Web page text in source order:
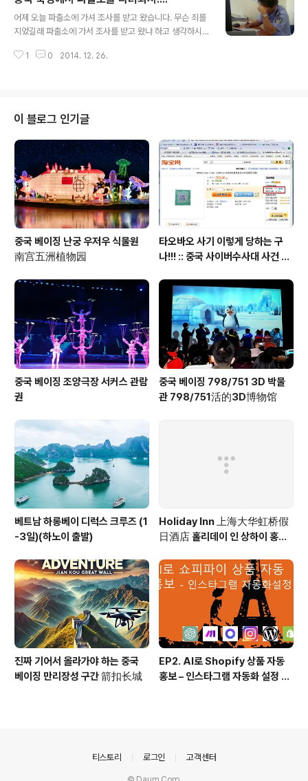
어제 오늘 파출소에 가셔 조사를 받고 왔습니다. 무슨 죄를
지었길래 파출소에 가서 조사를 받고 왔냐 하고 생각하시
부동산 회사가 중국 북경에 3개 지점을 두고 있습니다. 제
스를 주기 위해 현금 중국돈으로 187500 RMB를 은행에
서 찾아서 20일날 주지 못하고, 책상 서랍에 두고(열쇠는
잠궜음) 갔는데, 그 다음날 돈이 없어졌더군요. 그 뒤로, 얼
마전에는 제가 중국에서 아이엠텔이나 Skype를 사용하기
위해 Imfone 블투와 연결해서 사용하는 SPH-V6900
(삼성 블루블..
1 0 2014. 12. 26.
이 블로그 인기글
중국 베이징 난궁 우저우 식물원
南宫五洲植物园
타오바오 사기 이렇게 당하는 구
나!!! :: 중국 사이버수사대 사건 접
중국 베이징 조양극장 서커스 관람
권
중국 베이징 798/751 3D 박물
관 798/751活的3D博物馆
베트남 하롱베이 디럭스 크루즈 (1
-3일)(하노이 출발)
Holiday Inn 上海大华虹桥假
日酒店 홀리데이 인 상하이 홍차
ngqiao
진짜 기어서 올라가야 하는 중국
베이징 만리장성 구간 箭扣长城
EP2. AI로 Shopify 상품 자동
홍보 – 인스타그램 자동화 설정 방
티스토리 로그인 고객센터